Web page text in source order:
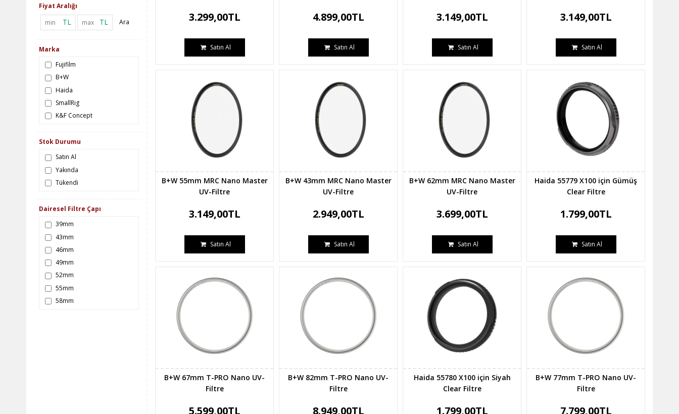
Fiyat Aralığı
TL TL Ara
Marka
Fujifilm
B+W
Haida
SmallRig
K&F Concept
Stok Durumu
Satın Al
Yakında
Tükendi
Dairesel Filtre Çapı
39mm
43mm
46mm
49mm
52mm
55mm
58mm
3.299,00TL
Satın Al
4.899,00TL
Satın Al
3.149,00TL
Satın Al
3.149,00TL
Satın Al
B+W 55mm MRC Nano Master
UV-Filtre
3.149,00TL
Satın Al
B+W 43mm MRC Nano Master
UV-Filtre
2.949,00TL
Satın Al
B+W 62mm MRC Nano Master
UV-Filtre
3.699,00TL
Satın Al
Haida 55779 X100 için Gümüş
Clear Filtre
1.799,00TL
Satın Al
B+W 67mm T-PRO Nano UV-
Filtre
5.599,00TL
B+W 82mm T-PRO Nano UV-
Filtre
8.949,00TL
Haida 55780 X100 için Siyah
Clear Filtre
1.799,00TL
B+W 77mm T-PRO Nano UV-
Filtre
7.799,00TL